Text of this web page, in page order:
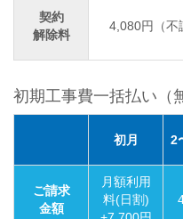
契約
解除料
4,080円（不
初期工事費一括払い（
初月 2
ご請求
金額
月額利用
料(日割)